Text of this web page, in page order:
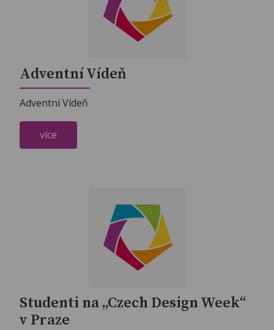
Adventní Vídeň
Adventní Vídeň
více
Studenti na „Czech Design Week“
v Praze